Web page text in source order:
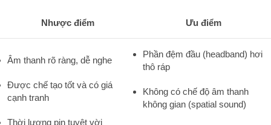
Nhược điểm Ưu điểm
Âm thanh rõ ràng, dễ nghe
Được chế tạo tốt và có giá
cạnh tranh
Thời lượng pin tuyệt vời
Phần đệm đầu (headband) hơi
thô ráp
Không có chế độ âm thanh
không gian (spatial sound)